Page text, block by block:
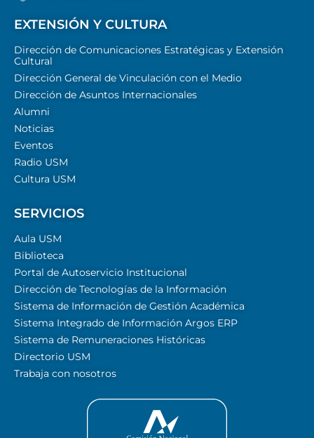
EXTENSIÓN Y CULTURA
Dirección de Comunicaciones Estratégicas y Extensión
Cultural
Dirección General de Vinculación con el Medio
Dirección de Asuntos Internacionales
Alumni
Noticias
Eventos
Radio USM
Cultura USM
SERVICIOS
Aula USM
Biblioteca
Portal de Autoservicio Institucional
Dirección de Tecnologías de la Información
Sistema de Información de Gestión Académica
Sistema Integrado de Información Argos ERP
Sistema de Remuneraciones Históricas
Directorio USM
Trabaja con nosotros